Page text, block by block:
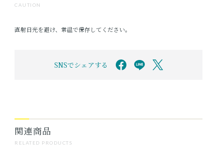
CAUTION
直射日光を避け、常温で保存してください。
SNSでシェアする
RELATED PRODUCTS
関連商品